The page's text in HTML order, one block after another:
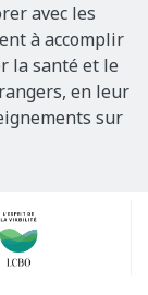
avec les
à accomplir
la santé et le
en leur
sur